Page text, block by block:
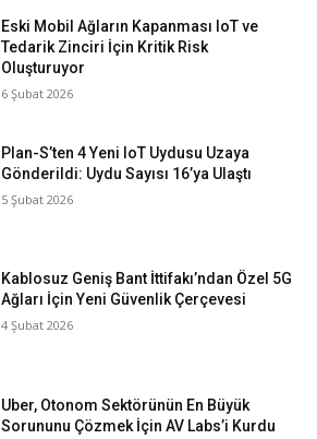
Eski Mobil Ağların Kapanması IoT ve
Tedarik Zinciri İçin Kritik Risk
Oluşturuyor
6 Şubat 2026
Plan-S’ten 4 Yeni IoT Uydusu Uzaya
Gönderildi: Uydu Sayısı 16’ya Ulaştı
5 Şubat 2026
Kablosuz Geniş Bant İttifakı’ndan Özel 5G
Ağları İçin Yeni Güvenlik Çerçevesi
4 Şubat 2026
Uber, Otonom Sektörünün En Büyük
Sorununu Çözmek İçin AV Labs’i Kurdu